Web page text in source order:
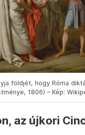
földjét, hogy Róma
1806) – Kép:
az újkori